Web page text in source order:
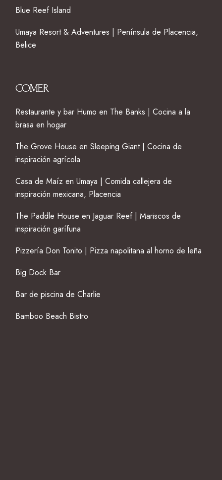
Blue Reef Island
Umaya Resort & Adventures | Península de Placencia,
Belice
COMER
Restaurante y bar Humo en The Banks | Cocina a la
brasa en hogar
The Grove House en Sleeping Giant | Cocina de
inspiración agrícola
Casa de Maíz en Umaya | Comida callejera de
inspiración mexicana, Placencia
The Paddle House en Jaguar Reef | Mariscos de
inspiración garífuna
Pizzería Don Tonito | Pizza napolitana al horno de leña
Big Dock Bar
Bar de piscina de Charlie
Bamboo Beach Bistro